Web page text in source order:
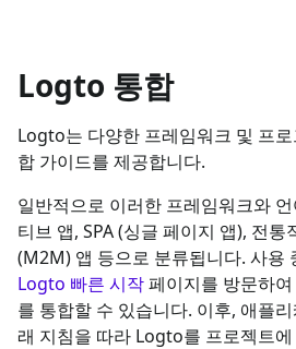
Logto 통합
Logto는 다양한 프레임워크 및 프
합 가이드를 제공합니다.
일반적으로 이러한 프레임워크와
티브 앱, SPA (싱글 페이지 앱), 전통
(M2M) 앱 등으로 분류됩니다. 사용
Logto 빠른 시작페이지를 방문하
를 통합할 수 있습니다. 이후, 애플
래 지침을 따라 Logto를 프로젝트